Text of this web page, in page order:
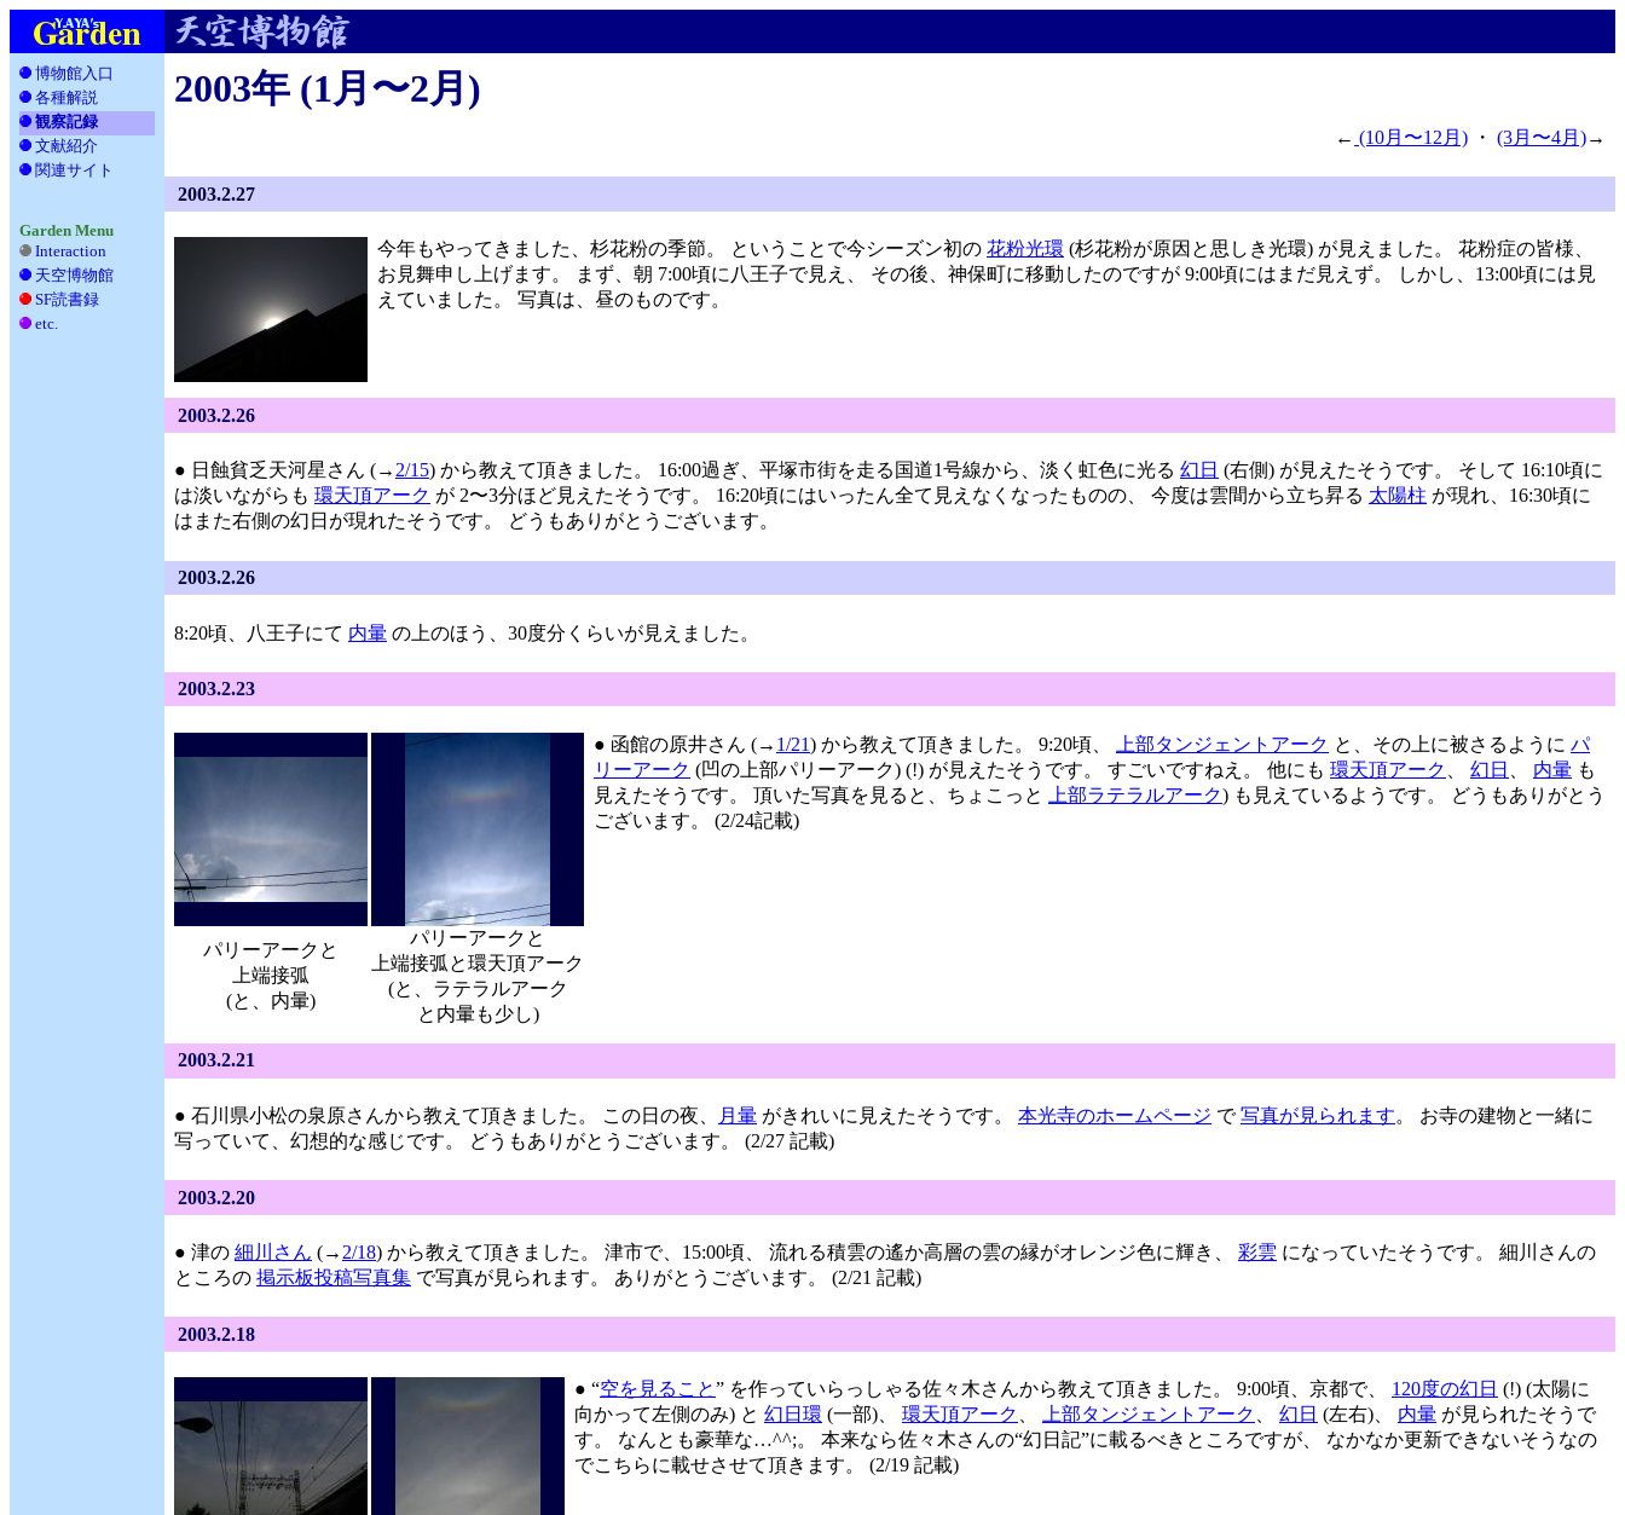
博物館入口
各種解説
観察記録
文献紹介
関連サイト
Garden Menu
Interaction
天空博物館
SF読書録
etc.
2003年 (1月〜2月)
← (10月〜12月) ・ (3月〜4月)→
2003.2.27
今年もやってきました、杉花粉の季節。 ということで今シーズン初の 花粉光環 (杉花粉が原因と思しき光環) が見えました。 花粉症の皆様、
お見舞申し上げます。 まず、朝 7:00頃に八王子で見え、 その後、神保町に移動したのですが 9:00頃にはまだ見えず。 しかし、13:00頃には見
えていました。 写真は、昼のものです。
2003.2.26
● 日蝕貧乏天河星さん (→ 2/15) から教えて頂きました。 16:00過ぎ、平塚市街を走る国道1号線から、淡く虹色に光る 幻日 (右側) が見えたそうです。 そして 16:10頃に
は淡いながらも 環天頂アーク が 2〜3分ほど見えたそうです。 16:20頃にはいったん全て見えなくなったものの、 今度は雲間から立ち昇る 太陽柱 が現れ、16:30頃に
はまた右側の幻日が現れたそうです。 どうもありがとうございます。
2003.2.26
8:20頃、八王子にて 内暈 の上のほう、30度分くらいが見えました。
2003.2.23
パリーアークと
上端接弧
(と、内暈)
パリーアークと
上端接弧と環天頂アーク
(と、ラテラルアーク
と内暈も少し)
● 函館の原井さん (→ 1/21) から教えて頂きました。 9:20頃、 上部タンジェントアーク と、その上に被さるように パ
リーアーク (凹の上部パリーアーク) (!) が見えたそうです。 すごいですねえ。 他にも 環天頂アーク 幻日 内暈 も
見えたそうです。 頂いた写真を見ると、ちょこっと
上部ラテラルアーク) も見えているようです。 どうもありがとう
ございます。 (2/24記載)
2003.2.21
● 石川県小松の泉原さんから教えて頂きました。 この日の夜、 月暈 がきれいに見えたそうです。 本光寺のホームページ で写真が見られます。 お寺の建物と一緒に
写っていて、幻想的な感じです。 どうもありがとうございます。 (2/27 記載)
2003.2.20
● 津の 細川さん (→ 2/18) から教えて頂きました。 津市で、15:00頃、 流れる積雲の遙か高層の雲の縁がオレンジ色に輝き、 彩雲 になっていたそうです。 細川さんの
ところの 掲示板投稿写真集 で写真が見られます。 ありがとうございます。 (2/21 記載)
2003.2.18
● “空を見ること” を作っていらっしゃる佐々木さんから教えて頂きました。 9:00頃、京都で、 120度の幻日 (!) (太陽に
向かって左側のみ) と 幻日環 (一部)、 環天頂アーク 上部タンジェントアーク 幻日 (左右)、 内暈 が見られたそうで
す。 なんとも豪華な…^^;。 本来なら佐々木さんの“幻日記”に載るべきところですが、 なかなか更新できないそうなの
でこちらに載せさせて頂きます。 (2/19 記載)